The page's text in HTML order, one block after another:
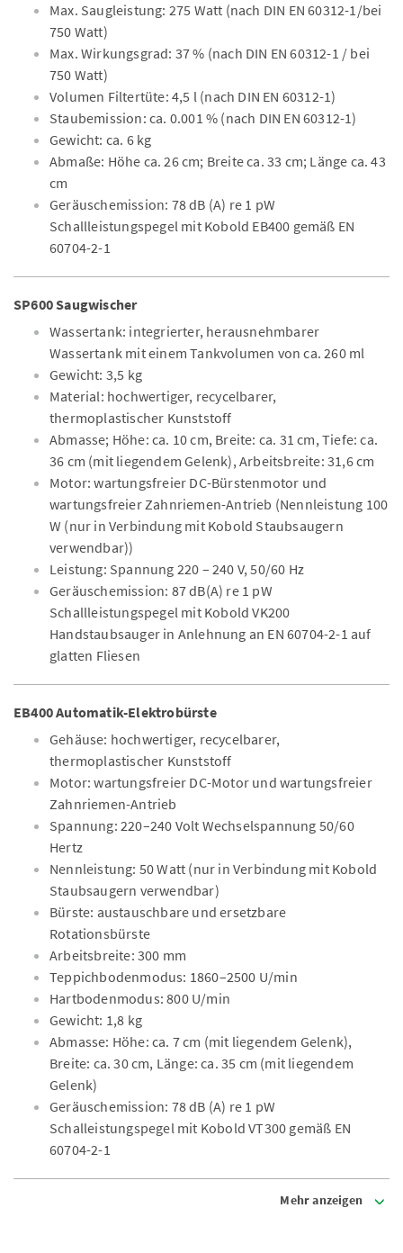
Max. Saugleistung: 275 Watt (nach DIN EN 60312-1/bei
750 Watt)
Max. Wirkungsgrad: 37 % (nach DIN EN 60312-1 / bei
750 Watt)
Volumen Filtertüte: 4,5 l (nach DIN EN 60312-1)
Staubemission: ca. 0.001 % (nach DIN EN 60312-1)
Gewicht: ca. 6 kg
Abmaße: Höhe ca. 26 cm; Breite ca. 33 cm; Länge ca. 43
cm
Geräuschemission: 78 dB (A) re 1 pW
Schallleistungspegel mit Kobold EB400 gemäß EN
60704-2-1
SP600 Saugwischer
Wassertank: integrierter, herausnehmbarer
Wassertank mit einem Tankvolumen von ca. 260 ml
Gewicht: 3,5 kg
Material: hochwertiger, recycelbarer,
thermoplastischer Kunststoff
Abmasse; Höhe: ca. 10 cm, Breite: ca. 31 cm, Tiefe: ca.
36 cm (mit liegendem Gelenk), Arbeitsbreite: 31,6 cm
Motor: wartungsfreier DC-Bürstenmotor und
wartungsfreier Zahnriemen-Antrieb (Nennleistung 100
W (nur in Verbindung mit Kobold Staubsaugern
verwendbar))
Leistung: Spannung 220 – 240 V, 50/60 Hz
Geräuschemission: 87 dB(A) re 1 pW
Schallleistungspegel mit Kobold VK200
Handstaubsauger in Anlehnung an EN 60704-2-1 auf
glatten Fliesen
EB400 Automatik-Elektrobürste
Gehäuse: hochwertiger, recycelbarer,
thermoplastischer Kunststoff
Motor: wartungsfreier DC-Motor und wartungsfreier
Zahnriemen-Antrieb
Spannung: 220–240 Volt Wechselspannung 50/60
Hertz
Nennleistung: 50 Watt (nur in Verbindung mit Kobold
Staubsaugern verwendbar)
Bürste: austauschbare und ersetzbare
Rotationsbürste
Arbeitsbreite: 300 mm
Teppichbodenmodus: 1860–2500 U/min
Hartbodenmodus: 800 U/min
Gewicht: 1,8 kg
Abmasse: Höhe: ca. 7 cm (mit liegendem Gelenk),
Breite: ca. 30 cm, Länge: ca. 35 cm (mit liegendem
Gelenk)
Geräuschemission: 78 dB (A) re 1 pW
Schalleistungspegel mit Kobold VT300 gemäß EN
60704-2-1
Mehr anzeigen